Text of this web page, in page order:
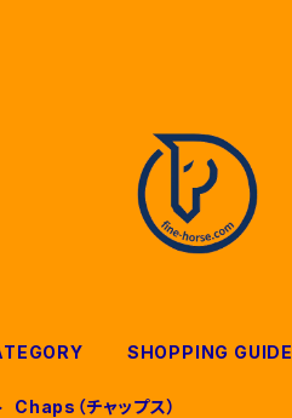
SHOPPING GUIDE
Chaps（チャップス）